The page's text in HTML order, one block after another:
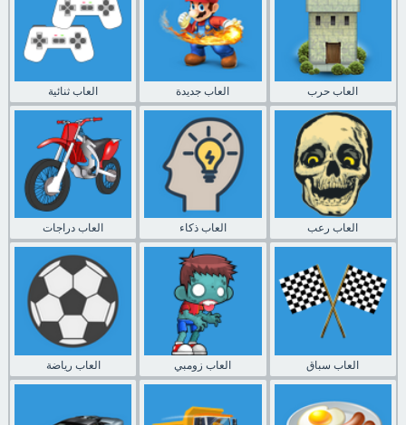
العاب ثنائية العاب جديدة العاب حرب
العاب دراجات العاب ذكاء العاب رعب
العاب رياضة العاب زومبي العاب سباق